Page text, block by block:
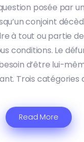
posée par
conjoint
à tout ou partie de
conditions. Le
d’être lui-
Trois catégories
Read More